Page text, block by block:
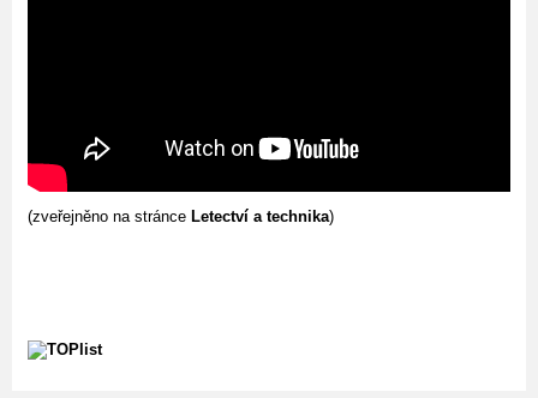
(zveřejněno na stránce Letectví a technika)